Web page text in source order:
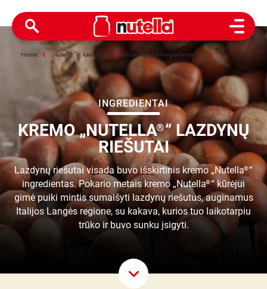
Open
Home „Nutella®“ – kas viduje Mūsų kokybė ir ingredientai
INGREDIENTAI
KREMO „NUTELLA®“ LAZDYNŲ
RIEŠUTAI
Lazdynų riešutai visada buvo išskirtinis kremo „Nutella®“
ingredientas. Pokario metais kremo „Nutella®“ kūrėjui
gimė puiki mintis sumaišyti lazdynų riešutus, auginamus
Italijos Langės regione, su kakava, kurios tuo laikotarpiu
trūko ir buvo sunku įsigyti.
Scroll